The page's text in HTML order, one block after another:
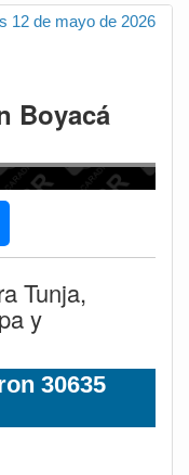
12 de mayo de 2026
Boyacá
Tunja,
y
30635